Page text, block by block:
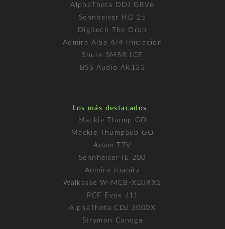
AlphaTheta DDJ GRV6
Sennheiser HD 25
Digitech The Drop
Admira Alba 4/4 Iniciación
Shure SM58 LCE
BSS Audio AR133
Los más destacados
Mackie Thump GO
Mackie ThumpSub GO
Adam T7V
Sennheiser IE 200
Admira Juanita
Walkasse W-MCB-XDJRX3
RCF Evox J11
AlphaTheta CDJ 3000X
Strymon Canoga